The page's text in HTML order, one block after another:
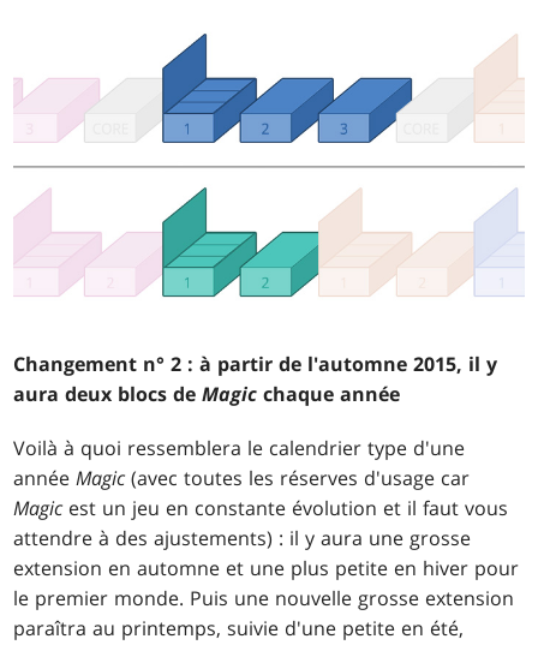
Changement n° 2 : à partir de l'automne 2015, il y
aura deux blocs deMagic chaque année
Voilà à quoi ressemblera le calendrier type d'une
annéeMagic (avec toutes les réserves d'usage car
Magic est un jeu en constante évolution et il faut vous
attendre à des ajustements) : il y aura une grosse
extension en automne et une plus petite en hiver pour
le premier monde. Puis une nouvelle grosse extension
paraîtra au printemps, suivie d'une petite en été,